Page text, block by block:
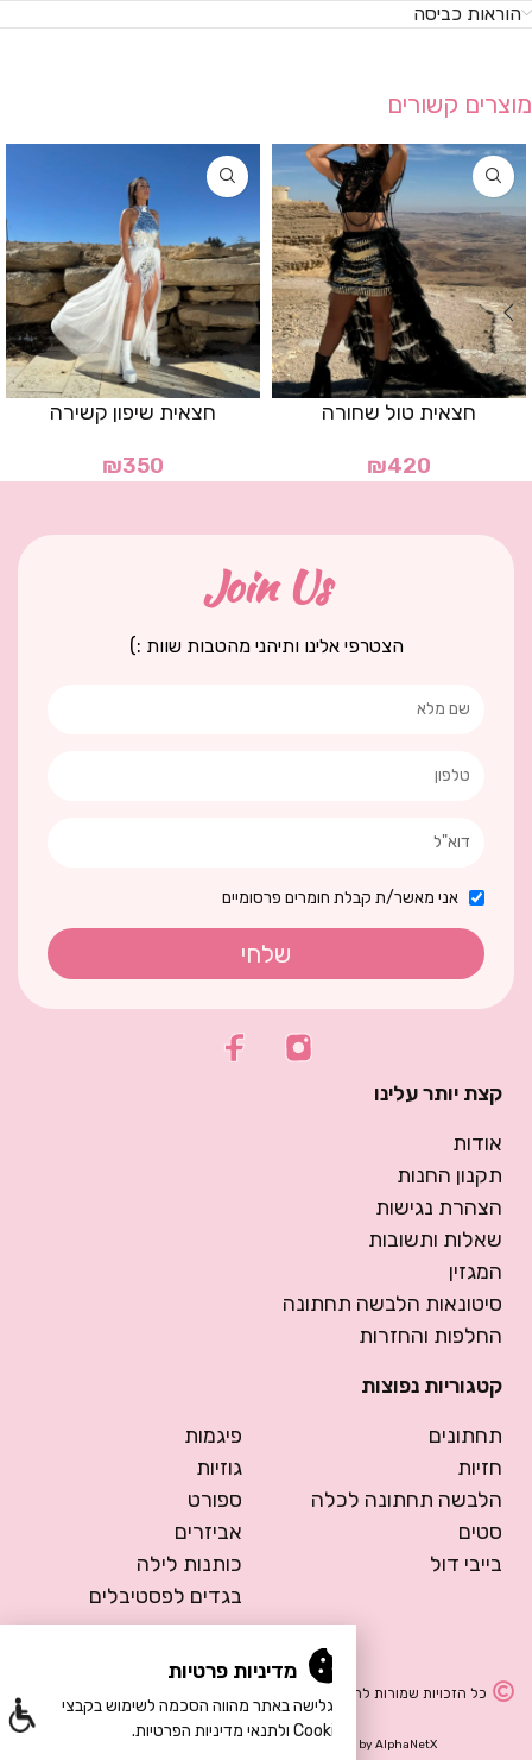
הוראות כביסה
מוצרים קשורים
חצאית טול שחורה
₪420
חצאית שיפון קשירה
₪350
Join Us
הצטרפי אלינו ותיהני מהטבות שוות :)
אני מאשר/ת קבלת חומרים פרסומיים
שלחי
קצת יותר עלינו
אודות
תקנון החנות
הצהרת נגישות
שאלות ותשובות
המגזין
סיטונאות הלבשה תחתונה
החלפות והחזרות
קטגוריות נפוצות
תחתונים
חזיות
הלבשה תחתונה לכלה
סטים
בייבי דול
פיגמות
גוזיות
ספורט
אביזרים
כותנות לילה
בגדים לפסטיבלים
כל הזכויות שמורות להרמוסה – הלבשה תחתונה
Development byAlphaNetX
מדיניות פרטיות
הגלישה באתר מהווה הסכמה לשימוש בקבצי
Cookie ולתנאי מדיניות הפרטיות.